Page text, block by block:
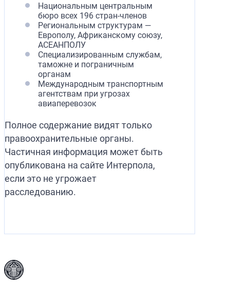
Национальным центральным
бюро всех 196 стран-членов
Региональным структурам —
Европолу, Африканскому союзу,
АСЕАНПОЛУ
Специализированным службам,
таможне и пограничным
органам
Международным транспортным
агентствам при угрозах
авиаперевозок
Полное содержание видят только
правоохранительные органы.
Частичная информация может быть
опубликована на сайте Интерпола,
если это не угрожает
расследованию.